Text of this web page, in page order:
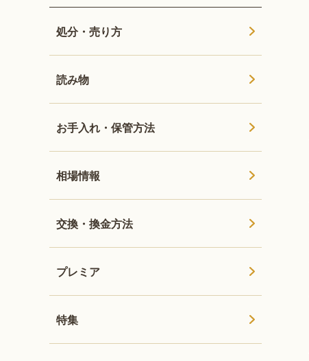
処分・売り方
読み物
お手入れ・保管方法
相場情報
交換・換金方法
プレミア
特集